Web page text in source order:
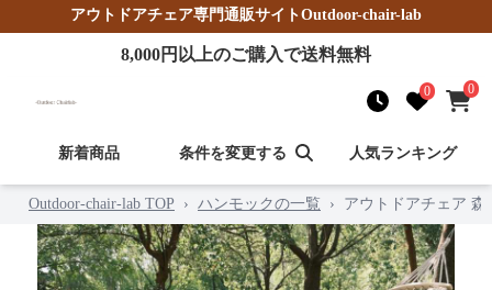
アウトドアチェア専門通販サイトOutdoor-chair-lab
8,000円以上のご購入で送料無料
0 0
新着商品 条件を変更する 人気ランキング
Outdoor-chair-lab TOP › ハンモックの一覧 › アウトドアチェア